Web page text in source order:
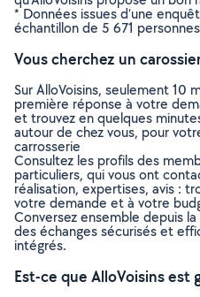
* Données issues d’une
échantillon de 5 671
Vous cherchez un
Sur AlloVoisins, seulement 10
première réponse à votre
et trouvez en quelques
autour de chez vous, pour
carrosserie
Consultez les profils des
particuliers, qui vous ont
réalisation, expertises, avis :
votre demande et à votre
Conversez ensemble depuis
des échanges sécurisés et
intégrés.
Est-ce que AlloVoisins est